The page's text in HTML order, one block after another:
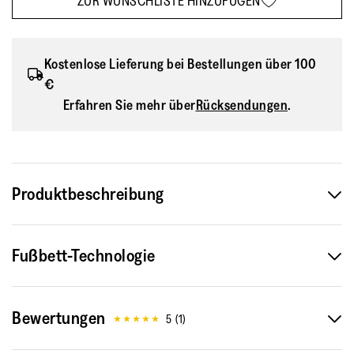
Kostenlose Lieferung bei Bestellungen über 100
€
Erfahren Sie mehr überRücksendungen.
Produktbeschreibung
Zehenstegsandalen im coolen Surfer-Stil. Doch sie haben
Hochdruckbereichen bietet dir rund um die Uhr höchsten
Fußbett-Technologie
Bewertungen 5 (1)